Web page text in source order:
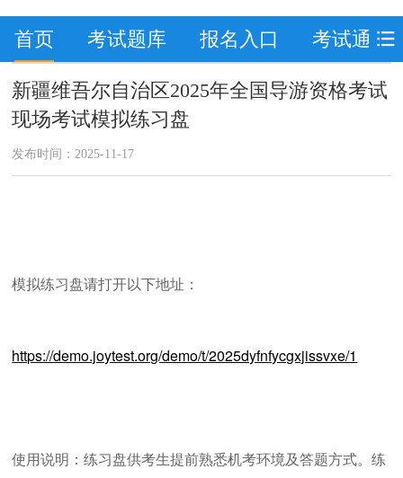
首页 考试题库 报名入口 考试通知
新疆维吾尔自治区2025年全国导游资格考试
现场考试模拟练习盘
发布时间：2025-11-17
模拟练习盘请打开以下地址：
https://demo.joytest.org/demo/t/2025dyfnfycgxjissvxe/1
使用说明：练习盘供考生提前熟悉机考环境及答题方式。练